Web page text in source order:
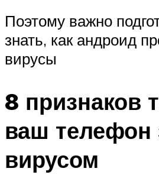
Поэтому важно
знать, как андроид
вирусы
8 признаков
ваш телефон
вирусом